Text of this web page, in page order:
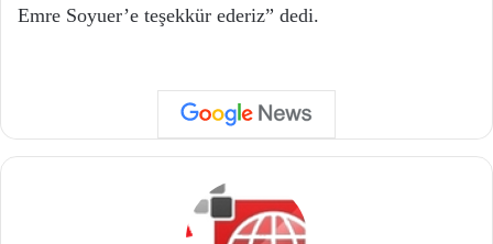
Emre Soyuer’e teşekkür ederiz” dedi.